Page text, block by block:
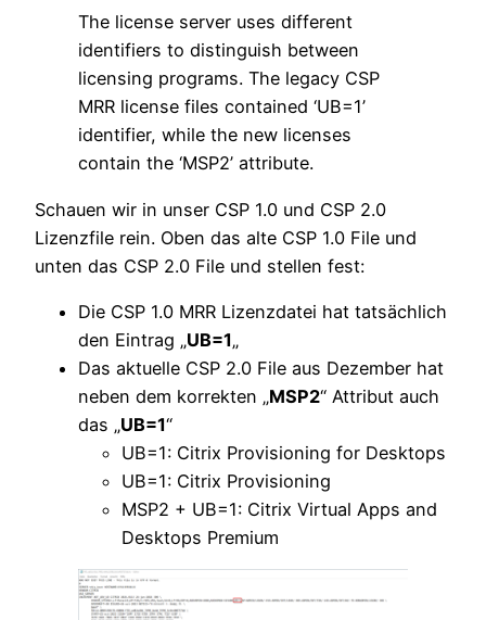
The license server uses different
identifiers to distinguish between
licensing programs. The legacy CSP
MRR license files contained ‘UB=1’
identifier, while the new licenses
contain the ‘MSP2’ attribute.
Schauen wir in unser CSP 1.0 und CSP 2.0
Lizenzfile rein. Oben das alte CSP 1.0 File und
unten das CSP 2.0 File und stellen fest:
Die CSP 1.0 MRR Lizenzdatei hat tatsächlich
den Eintrag „UB=1„
Das aktuelle CSP 2.0 File aus Dezember hat
neben dem korrekten „MSP2“ Attribut auch
das „UB=1“
UB=1: Citrix Provisioning for Desktops
UB=1: Citrix Provisioning
MSP2 + UB=1: Citrix Virtual Apps and
Desktops Premium